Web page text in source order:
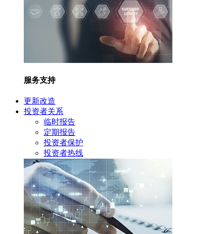
服务支持
更新改造
投资者关系
临时报告
定期报告
投资者保护
投资者热线